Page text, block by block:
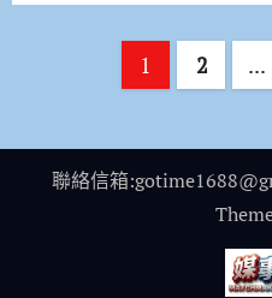
分
1 2 ...
聯絡信箱